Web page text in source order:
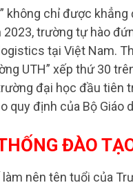
không chỉ được
trường tự hào
tại Việt Nam.
UTH” xếp thứ 30
đại học đầu tiên
quy định của Bộ Giáo
ĐÀO
nên tên tuổi của